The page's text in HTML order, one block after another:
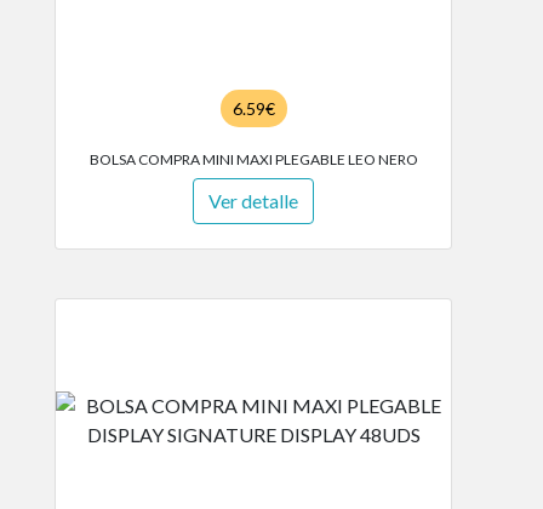
6.59€
BOLSA COMPRA MINI MAXI PLEGABLE LEO NERO
Ver detalle